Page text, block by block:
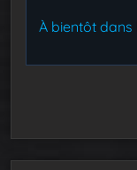
À bientôt dans